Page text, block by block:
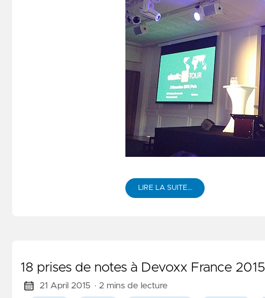
LIRE LA SUITE…
18 prises de notes à Devoxx France 2015
21 April 2015 · 2 mins de lecture